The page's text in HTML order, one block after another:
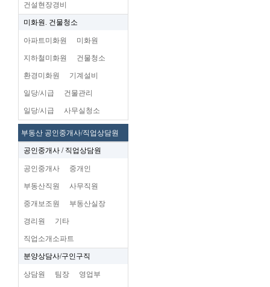
건설현장경비
미화원. 건물청소
아파트미화원 미화원
지하철미화원 건물청소
환경미화원 기계설비
일당/시급 건물관리
일당/시급 사무실청소
부동산 공인중개사/직업상담원
공인중개사 / 직업상담원
공인중개사 중개인
부동산직원 사무직원
중개보조원 부동산실장
경리원 기타
직업소개소파트
분양상담사/구인구직
상담원 팀장 영업부